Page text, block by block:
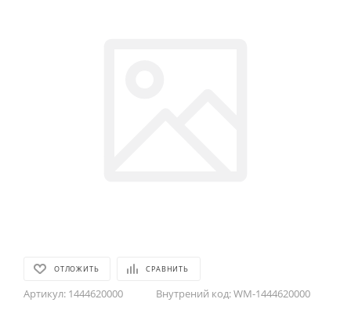
ОТЛОЖИТЬ СРАВНИТЬ
Артикул: 1444620000 Внутрений код:WM-1444620000